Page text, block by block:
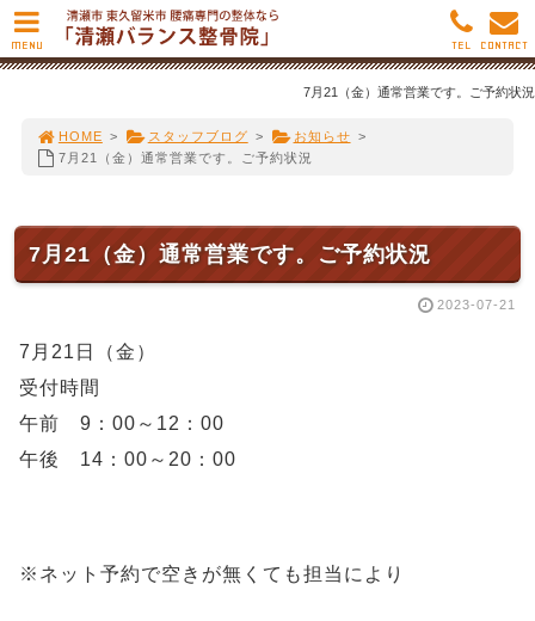
7月21（金）通常営業です。ご予約状況
HOME > スタッフブログ > お知らせ >
7月21（金）通常営業です。ご予約状況
7月21（金）通常営業です。ご予約状況
2023-07-21
7月21日（金）
受付時間
午前 9：00～12：00
午後 14：00～20：00
※ネット予約で空きが無くても担当により
MENU CONTACT
TEL